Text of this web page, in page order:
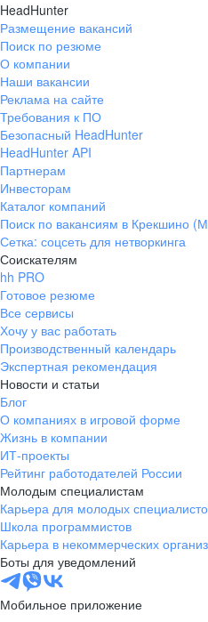
HeadHunter
Размещение вакансий
Поиск по резюме
О компании
Наши вакансии
Реклама на сайте
Требования к ПО
Безопасный HeadHunter
HeadHunter API
Партнерам
Инвесторам
Каталог компаний
Поиск по вакансиям в Крекшино
Сетка: соцсеть для нетворкинга
Соискателям
hh PRO
Готовое резюме
Все сервисы
Хочу у вас работать
Производственный календарь
Экспертная рекомендация
Новости и статьи
Блог
О компаниях в игровой форме
Жизнь в компании
ИТ-проекты
Рейтинг работодателей России
Молодым специалистам
Карьера для молодых
Школа программистов
Карьера в некоммерческих
Боты для уведомлений
Мобильное приложение